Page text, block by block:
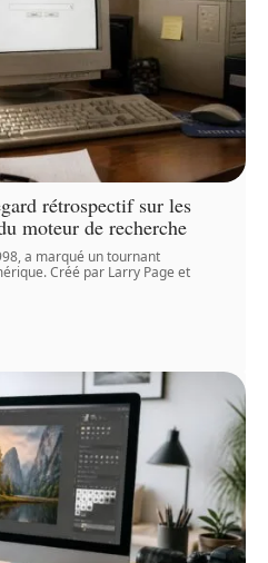
rétrospectif sur les
moteur de recherche
a marqué un tournant
Créé par Larry Page et